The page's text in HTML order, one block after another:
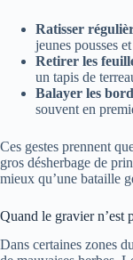
Ratisser
jeunes pousses
Retirer les
un tapis de
Balayer les
souvent en
Ces gestes prennent
gros désherbage de
mieux qu’une bataille
Quand le gravier n’est
Dans certaines zones